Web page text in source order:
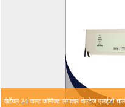
पोर्टेबल 24 वाल्ट कॉम्पैक्ट लगातार वोल्टेज एलईडी